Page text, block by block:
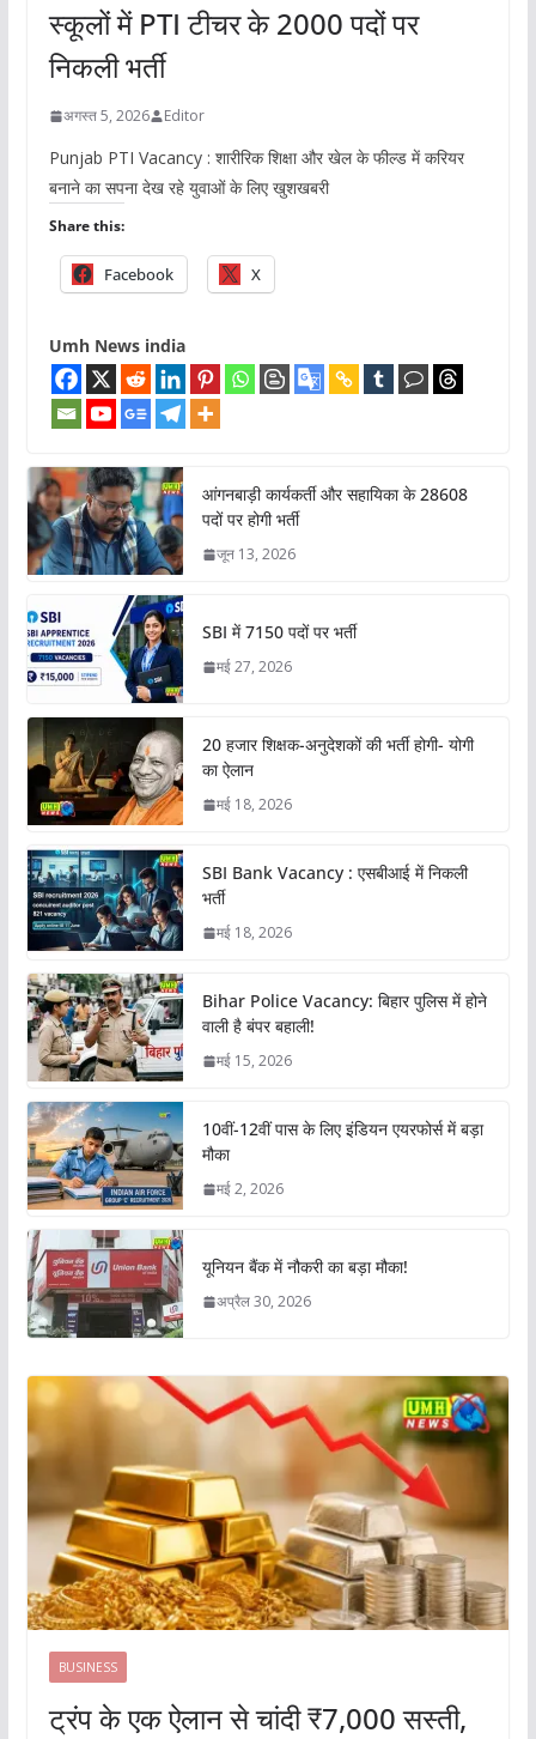
स्कूलों में PTI टीचर के 2000 पदों पर
निकली भर्ती
अगस्त 5, 2026 Editor
Punjab PTI Vacancy : शारीरिक शिक्षा और खेल के फील्ड में करियर
बनाने का सपना देख रहे युवाओं के लिए खुशखबरी
Share this:
Facebook X
Umh News india
आंगनबाड़ी कार्यकर्ती और सहायिका के 28608
पदों पर होगी भर्ती
जून 13, 2026
SBI में 7150 पदों पर भर्ती
मई 27, 2026
20 हजार शिक्षक-अनुदेशकों की भर्ती होगी- योगी
का ऐलान
मई 18, 2026
SBI Bank Vacancy : एसबीआई में निकली
भर्ती
मई 18, 2026
Bihar Police Vacancy: बिहार पुलिस में होने
वाली है बंपर बहाली!
मई 15, 2026
10वीं-12वीं पास के लिए इंडियन एयरफोर्स में बड़ा
मौका
मई 2, 2026
यूनियन बैंक में नौकरी का बड़ा मौका!
अप्रैल 30, 2026
BUSINESS
ट्रंप के एक ऐलान से चांदी ₹7,000 सस्ती,